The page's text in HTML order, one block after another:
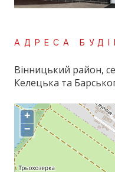
АДРЕСА
Вінницький район,
Келецька та
+
−